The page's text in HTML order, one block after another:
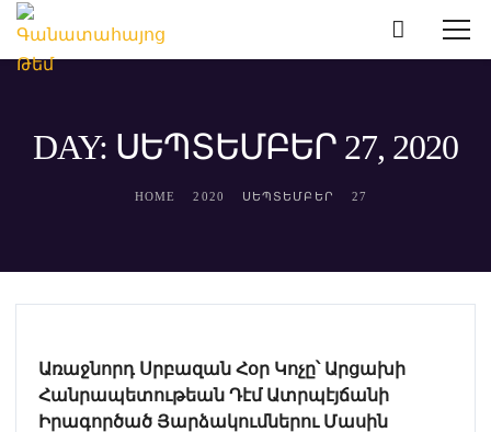
DAY: ՍԵՊՏԵՄԲԵՐ 27, 2020
HOME 2020 ՍԵՊՏԵՄԲԵՐ 27
Առաջնորդ Սրբազան Հօր Կոչը՝ Արցախի
Հանրապետութեան Դէմ Ատրպէյճանի
Իրագործած Յարձակումներու Մասին